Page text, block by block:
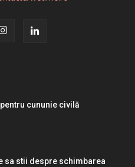
cununie civilă
sa stii despre schimbarea